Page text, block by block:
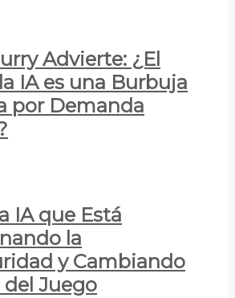
Advierte: ¿El
IA es una Burbuja
por Demanda
IA que Está
la
y Cambiando
del Juego